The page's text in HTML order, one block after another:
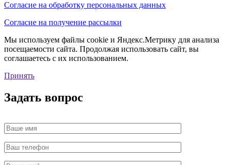
Согласие на обработку персональных данных
Согласие на получение рассылки
Мы используем файлы cookie и Яндекс.Метрику для анализа
посещаемости сайта. Продолжая использовать сайт, вы
соглашаетесь с их использованием.
Принять
Задать вопрос